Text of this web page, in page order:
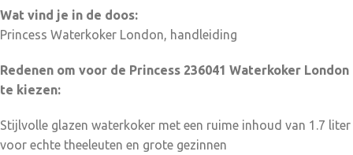
Wat vind je in de doos:
Princess Waterkoker London, handleiding
Redenen om voor de Princess 236041 Waterkoker London
te kiezen:
Stijlvolle glazen waterkoker met een ruime inhoud van 1.7 liter
voor echte theeleuten en grote gezinnen